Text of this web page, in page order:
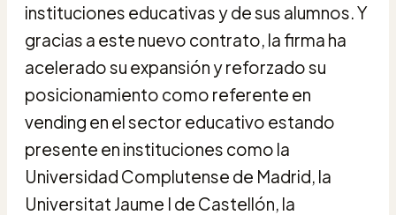
instituciones educativas y de sus alumnos. Y
gracias a este nuevo contrato, la firma ha
acelerado su expansión y reforzado su
posicionamiento como referente en
vending en el sector educativo estando
presente en instituciones como la
Universidad Complutense de Madrid, la
Universitat Jaume I de Castellón, la